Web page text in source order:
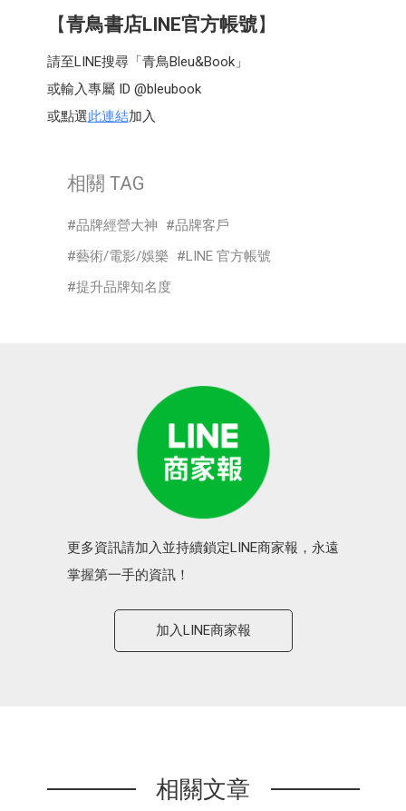
【青鳥書店LINE官方帳號】
請至LINE搜尋「青鳥Bleu&Book」
或輸入專屬 ID @bleubook
或點選此連結加入
相關 TAG
品牌經營大神
品牌客戶
藝術/電影/娛樂
LINE 官方帳號
提升品牌知名度
更多資訊請加入並持續鎖定LINE商家報，永遠
掌握第一手的資訊！
加入LINE商家報
相關文章